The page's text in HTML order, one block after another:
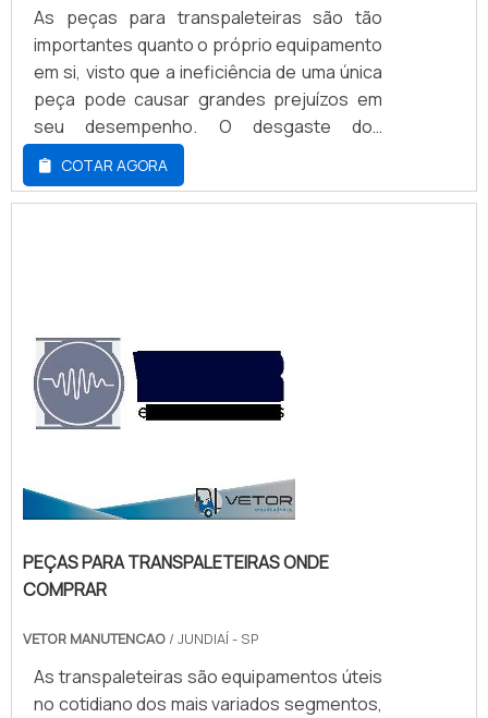
As peças para transpaleteiras são tão
importantes quanto o próprio equipamento
em si, visto que a ineficiência de uma única
peça pode causar grandes prejuízos em
seu desempenho. O desgaste dos
acessórios é comum devido a utilização
cotidiana da transpaleteira, sendo,
portanto, imprescindível realizar
COTAR AGORA
PEÇAS PARA TRANSPALETEIRAS ONDE
COMPRAR
VETOR MANUTENCAO / JUNDIAÍ - SP
As transpaleteiras são equipamentos úteis
no cotidiano dos mais variados segmentos,